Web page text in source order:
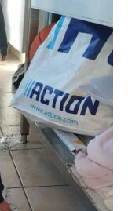
M
G
2
0
2
6
0
3